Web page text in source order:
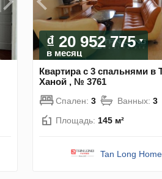
₫ 20 952 775
в месяц
Квартира с 3 спальнями в
Ханой , № 3761
Спален: 3 Ванных: 3
Площадь: 145 м²
Tan Long